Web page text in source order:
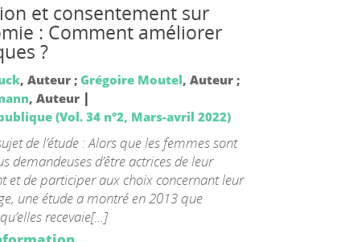
et consentement sur
: Comment améliorer
?
, Auteur ; Grégoire Moutel, Auteur ;
, Auteur |
(Vol. 34 n°2, Mars-avril 2022)
de l’étude : Alors que les femmes sont
demandeuses d’être actrices de leur
et de participer aux choix concernant leur
une étude a montré en 2013 que
recevaie[...]